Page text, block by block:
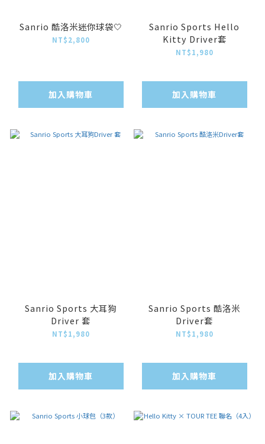
Sanrio 酷洛米迷你球袋🤍
NT$2,800
加入購物車
Sanrio Sports Hello
Kitty Driver套
NT$1,980
加入購物車
Sanrio Sports 大耳狗
Driver 套
NT$1,980
加入購物車
Sanrio Sports 酷洛米
Driver套
NT$1,980
加入購物車